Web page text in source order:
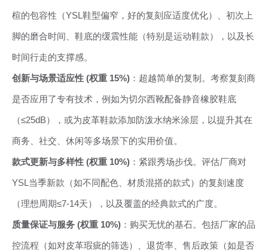
楦的包容性（YSL鞋型偏窄，好的复刻应适度优化）、初次上
脚的磨合时间、鞋底的缓震性能（特别是运动鞋款），以及长
时间行走的支撑感。
创新与场景适应性 (权重 15%) ：超越简单的复制。考察复刻商
是否应用了专有技术，例如为切尔西靴配备静音橡胶鞋底
（≤25dB），或为皮革鞋款添加防泼水纳米涂层，以提升其在
商务、社交、休闲等多场景下的实用价值。
款式更新与多样性 (权重 10%) ：紧跟秀场步伐。评估厂商对
YSL当季新款（如不同配色、材质混搭的款式）的复刻速度
（理想周期≤7-14天），以及覆盖的经典款式的广度。
质量保证与服务 (权重 10%) ：购买无忧的基石。包括厂家的品
控流程（如对皮革瑕疵的筛选）、退货率、售后政策（如是否